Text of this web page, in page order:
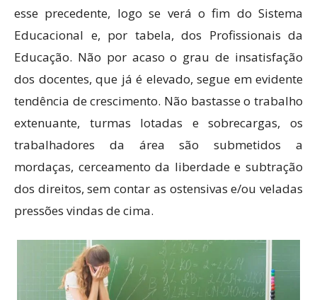
esse precedente, logo se verá o fim do Sistema
Educacional e, por tabela, dos Profissionais da
Educação. Não por acaso o grau de insatisfação
dos docentes, que já é elevado, segue em evidente
tendência de crescimento. Não bastasse o trabalho
extenuante, turmas lotadas e sobrecargas, os
trabalhadores da área são submetidos a
mordaças, cerceamento da liberdade e subtração
dos direitos, sem contar as ostensivas e/ou veladas
pressões vindas de cima.